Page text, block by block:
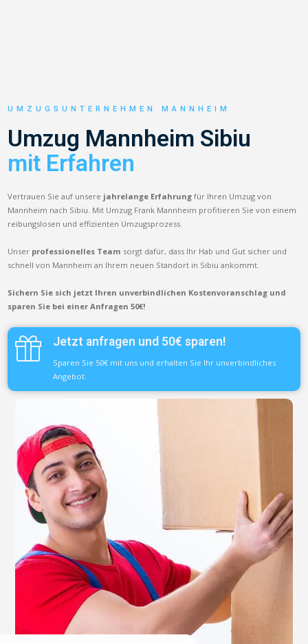
UMZUGSUNTERNEHMEN MANNHEIM
Umzug Mannheim Sibiu
mit Erfahren
Vertrauen Sie auf unsere jahrelange Erfahrung für Ihren Umzug von
Mannheim nach Sibiu. Mit Umzug Frank Mannheim profitieren Sie von einem
reibungslosen und effizienten Umzugsprozess.
Unser professionelles Team sorgt dafür, dass Ihr Hab und Gut sicher und
schnell von Mannheim an Ihrem neuen Standort in Sibiu ankommt.
Sichern Sie sich jetzt Ihren unverbindlichen Kostenvoranschlag und
sparen Sie bei einer Anfragen 50€!
Jetzt anfragen und 50€ sparen!
Sparen Sie 50€ mit uns und erhalten Sie Ihr unverbindliches
Angebot.